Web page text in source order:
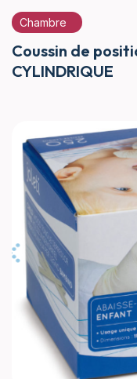
Chambre
Coussin de
CYLINDRIQUE